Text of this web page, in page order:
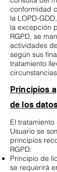
conformidad
la LOPD-
la excepción
RGPD, se
actividades
según sus
tratamiento
Principios
de los
El
Usuario se
principios
RGPD:
Principio de
se requerirá